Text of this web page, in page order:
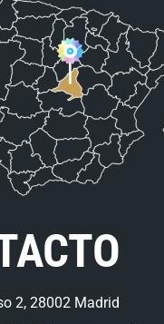
2, 28002 Madrid